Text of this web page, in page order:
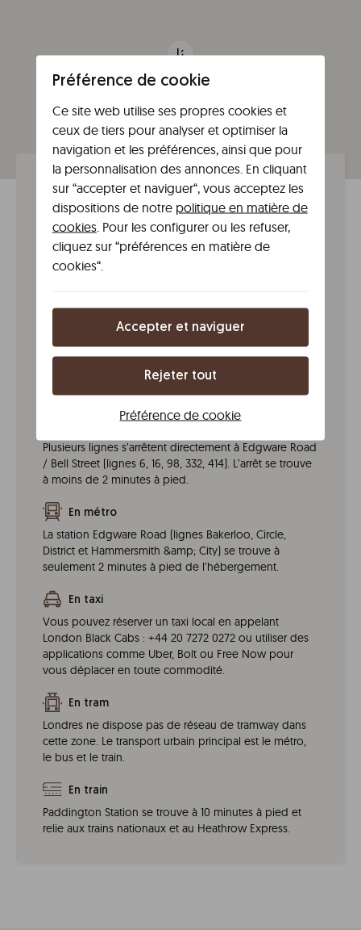
Emplacement
exceptionnel
254 Edgware Road, London
W21DS
Depuis l'aéroport
Depuis l’aéroport d’Heathrow, prenez la ligne
Elizabeth Line jusqu’à Paddington Station (trajet
d’environ 30 minutes). De là, marchez 10 minutes
jusqu’à Edgware Road.
Plusieurs lignes s’arrêtent directement à Edgware Road
/ Bell Street (lignes 6, 16, 98, 332, 414). L’arrêt se trouve
à moins de 2 minutes à pied.
En métro
La station Edgware Road (lignes Bakerloo, Circle,
District et Hammersmith &amp; City) se trouve à
seulement 2 minutes à pied de l’hébergement.
En taxi
Vous pouvez réserver un taxi local en appelant
London Black Cabs : +44 20 7272 0272 ou utiliser des
applications comme Uber, Bolt ou Free Now pour
vous déplacer en toute commodité.
En tram
Londres ne dispose pas de réseau de tramway dans
cette zone. Le transport urbain principal est le métro,
le bus et le train.
En train
Paddington Station se trouve à 10 minutes à pied et
relie aux trains nationaux et au Heathrow Express.
Préférence de cookie
Ce site web utilise ses propres cookies et
ceux de tiers pour analyser et optimiser la
navigation et les préférences, ainsi que pour
la personnalisation des annonces. En cliquant
sur “accepter et naviguer“, vous acceptez les
dispositions de notre politique en matière de
cookies. Pour les configurer ou les refuser,
cliquez sur “préférences en matière de
cookies“.
Accepter et naviguer
Rejeter tout
Préférence de cookie